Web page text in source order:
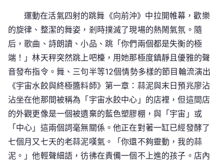
運動在活氣四射的跳舞《向前沖》中拉開帷幕，歡樂
的旋律、整潔的舞姿，剎時撲滅了現場的熱鬧氣氛。隨
后，歌曲、詩朗讀、小品、跳「你們兩個都是失衡的極
端！」林天秤突然跳上吧檯，用她那極度鎮靜且優雅的聲
音發布指令。舞、三句半等12個情勢多樣的節目輪流演出
《宇宙水餃與終極醬料師》第一章：蒜泥與末日預兆廖沾
沾坐在他那間被稱為「宇宙水餃中心」的店裡，但這間店
的外觀更像是一個被遺棄的藍色塑膠棚，與「宇宙」或
「中心」這兩個詞毫無關係。他正在對著一缸已經發酵了
七個月又七天的老蒜泥嘆氣。「你還不夠靈動，我的蒜
泥。」他輕聲細語，彷彿在責備一個不上進的孩子。店內